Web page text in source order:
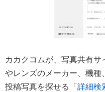
カカクコムが、写真共有サ
やレンズのメーカー、機種
投稿写真を探せる「詳細検